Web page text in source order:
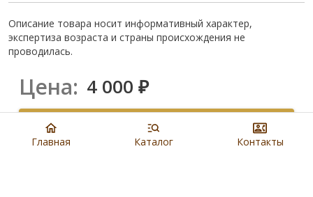
Описание товара носит информативный характер,
экспертиза возраста и страны происхождения не
проводилась.
Цена: 4 000 ₽
Купить
Главная Каталог Контакты